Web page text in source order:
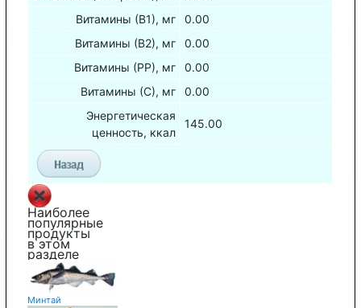
Витамины (В1), мг
0.00
Витамины (В2), мг
0.00
Витамины (РР), мг
0.00
Витамины (С), мг
0.00
Энергетическая
ценность, ккал
145.00
Наиболее
популярные
продукты
в этом
разделе
Минтай